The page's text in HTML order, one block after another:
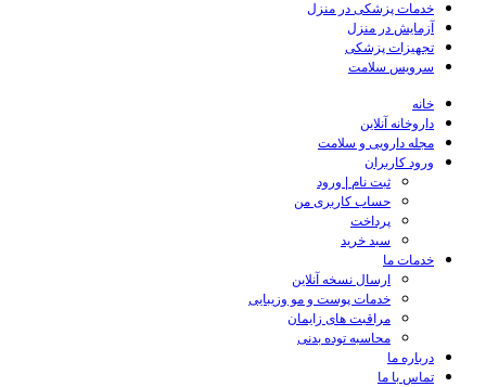
خدمات پزشکی در منزل
آزمایش در منزل
تجهیزات پزشکی
سرویس سلامت
خانه
داروخانه آنلاین
مجله دارویی و سلامت
ورود کاربران
ثبت نام | ورود
حساب کاربری من
پرداخت
سبد خرید
خدمات ما
ارسال نسخه آنلاین
خدمات پوست و مو وزیبایی
مراقبت های زایمان
محاسبه توده بدنی
درباره ما
تماس با ما